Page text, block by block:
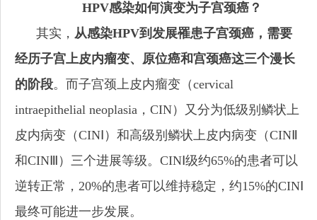
HPV感染如何演变为子宫颈癌？
其实， 从感染HPV到发展罹患子宫颈癌，需要
经历子宫上皮内瘤变、 原位癌和宫颈癌这三个漫长
的阶段。而子宫颈上皮内瘤变（cervical
intraepithelial neoplasia，CIN）又分为低级别鳞状上
皮内病变（CINⅠ）和高级别鳞状上皮内病变（CINⅡ
和CINⅢ）三个进展等级。CINⅠ级约65%的患者可以
逆转正常，20%的患者可以维持稳定，约15%的CINⅠ
最终可能进一步发展。